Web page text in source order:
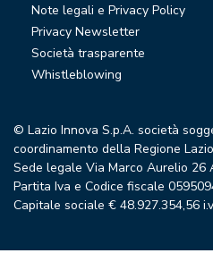
Note legali e Privacy Policy
Privacy Newsletter
Società trasparente
Whistleblowing
© Lazio Innova S.p.A. società
coordinamento della Regione Lazio
Sede legale Via Marco Aurelio 26
Partita Iva e Codice fiscale
Capitale sociale € 48.927.354,56